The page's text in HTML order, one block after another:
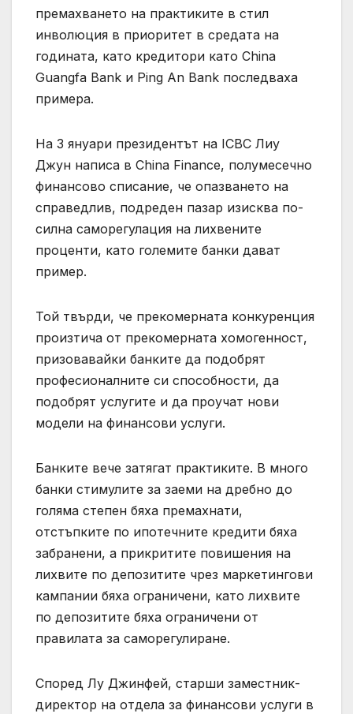
премахването на практиките в стил
инволюция в приоритет в средата на
годината, като кредитори като China
Guangfa Bank и Ping An Bank последваха
примера.
На 3 януари президентът на ICBC Лиу
Джун написа в China Finance, полумесечно
финансово списание, че опазването на
справедлив, подреден пазар изисква по-
силна саморегулация на лихвените
проценти, като големите банки дават
пример.
Той твърди, че прекомерната конкуренция
произтича от прекомерната хомогенност,
призовавайки банките да подобрят
професионалните си способности, да
подобрят услугите и да проучат нови
модели на финансови услуги.
Банките вече затягат практиките. В много
банки стимулите за заеми на дребно до
голяма степен бяха премахнати,
отстъпките по ипотечните кредити бяха
забранени, а прикритите повишения на
лихвите по депозитите чрез маркетингови
кампании бяха ограничени, като лихвите
по депозитите бяха ограничени от
правилата за саморегулиране.
Според Лу Джинфей, старши заместник-
директор на отдела за финансови услуги в